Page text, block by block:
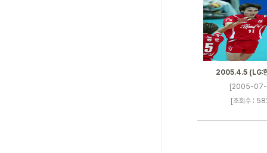
2005.4.5 (LG:
[2005-
[조회수 :